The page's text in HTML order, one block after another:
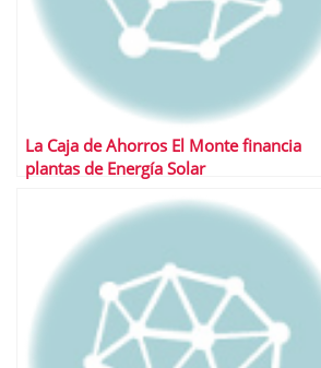
La Caja de Ahorros El Monte financia
plantas de Energía Solar